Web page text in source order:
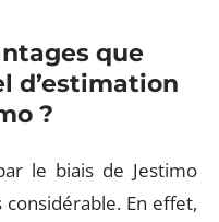
que
d’estimation
?
le biais de Jestimo
En effet,